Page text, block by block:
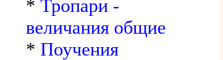
* Тропари -
величания общие
* Поучения